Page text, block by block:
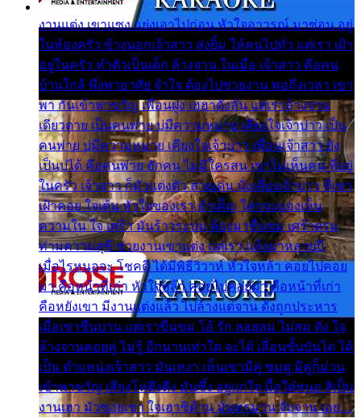
งานแต่ง เขาแซง แย่งเอาไปก่อน หัวใจอาวรณ์ มาซ่อน อยู่
ในห้องครัว ข้างนอกเจ้าสาว ส่งยิ้ม ให้คนไปทั่ว แต่เรา เฝ้า
อยู่ในครัว ทำตัวเป็นเด็ก ล้างจาน ในเมื่อ เจ้าสาว คือคน
บ้านใกล้ พึ่งพาอาศัย จำใจ ต้องไปช่วยงาน พอถึงเวลา เขา
พา กันเข้าพาขวัญ เพื่อนฝูง เฮฮาดังลั่น แต่เราล้างจาน
เดียวดาย เป็นคนพ่าย บ่มีความหมาย เคียงใจเจ้าบ่าว เป็น
คนพ่าย บ่มีความหมาย เคียงใจเจ้าบ่าว เพื่อนเจ้าสาว ยัง
เป็นบ่ได้ คือคนพ่าย ฮักคน ไม่มีใครสน เขาไม่เห็นคน ที่อยู่
ในครัว เจ้าสาว ก็มัวแต่งตัว สวยเด่น นั่งเคียงเจ้าบ่าว ที่เขา
เฝ้าคอย ใจเต้น หัวใจของเรา ลำเค็ญ ใครจะมองเห็น
ความใน ใจ เศร้า มันร้าวระบม ต้องมาขื่นขม เศร้าตรม
ท่ามความสุขี ช่วยงานเขาแต่ง แต่เรา แล้งมาหลายปี
เมื่อไรหนอจะ โชคดี ได้มีพิธีวิวาห์ หัวใจหล้า คอยไปคอย
มา คือหน้าที่เก่า หัวใจหล้า คอยไปคอยมา คือหน้าที่เก่า
คือหยังเขา มีงานแต่งแล้ว ไปล้างแต่จาน ดั่งถูกประหาร
เมื่อเขาชื่นบาน แต่เราขื่นขม โอ้ รัก ลอยลม ไม่สม ดัง ใจ
ล้างจานคอยคู่ ไม่รู้ อีกนานเท่าใด จะได้ เลื่อนขั้นบันได ได้
เป็น ตำแหน่งเจ้าสาว มันเหงา เห็นเขามีคู่ ซมดู มีคู่ก็ม่วน
เข้าพาขวัญ เสียงโห่ตึงตึง มันซึ้ง อยู่แก่ใจ มื้อใด๋หนอ สิเป็น
งานเฮา มัวซอยเขา ใจเฮาซิด้าน มันทรมาน จับจาน เอย…